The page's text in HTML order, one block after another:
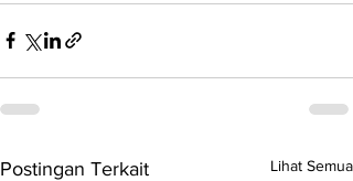
Postingan Terkait Lihat Semua